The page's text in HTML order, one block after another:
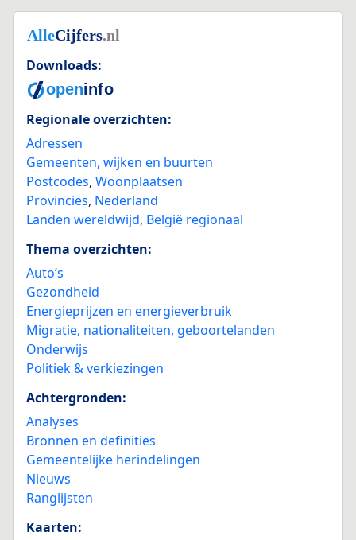
Downloads:
Regionale overzichten:
Adressen
Gemeenten, wijken en buurten
Postcodes, Woonplaatsen
Provincies, Nederland
Landen wereldwijd, België regionaal
Thema overzichten:
Auto’s
Gezondheid
Energieprijzen en energieverbruik
Migratie, nationaliteiten, geboortelanden
Onderwijs
Politiek & verkiezingen
Achtergronden:
Analyses
Bronnen en definities
Gemeentelijke herindelingen
Nieuws
Ranglijsten
Kaarten: